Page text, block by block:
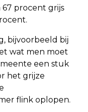
procent grijs
bijvoorbeeld bij
wat men moet
een stuk
het grijze
flink oplopen.